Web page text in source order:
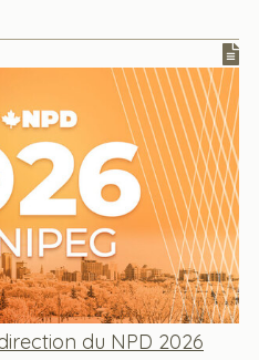
du NPD 2026